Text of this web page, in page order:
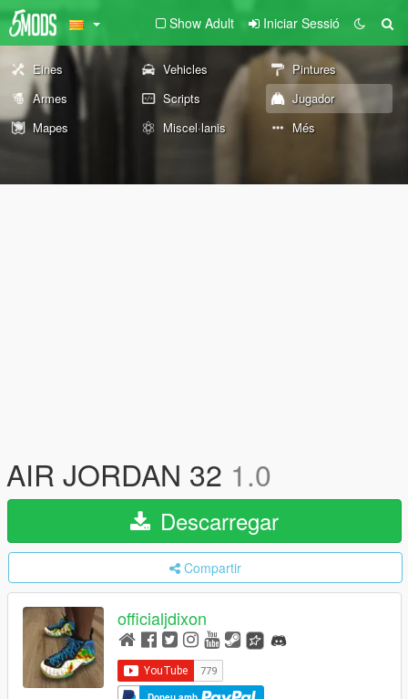
Show Adult Iniciar Sessió
Eines Vehicles
Pintures
Armes
Scripts
Jugador
Mapes
Miscel·lanis Més
AIR JORDAN 32 1.0
Descarregar
Compartir
officialjdixon